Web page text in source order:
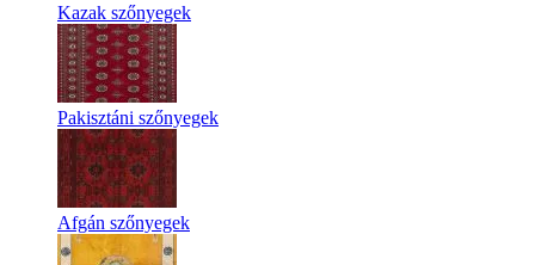
Kazak szőnyegek
Pakisztáni szőnyegek
Afgán szőnyegek